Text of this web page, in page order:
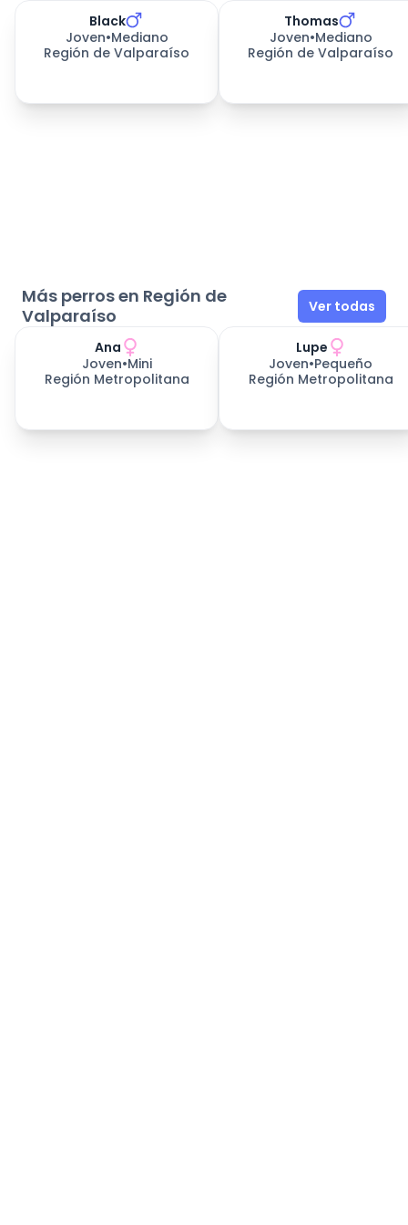
días esperando
Black
Joven•Mediano
Región de Valparaíso
días esperando
Thomas
Joven•Mediano
Región de Valparaíso
Más perros en Región de
Valparaíso
Ver todas
Ana
Joven•Mini
Región Metropolitana
Lupe
Joven•Pequeño
Región Metropolitana